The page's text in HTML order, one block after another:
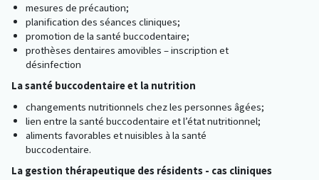
mesures de précaution;
planification des séances cliniques;
promotion de la santé buccodentaire;
prothèses dentaires amovibles – inscription et
désinfection
La santé buccodentaire et la nutrition
changements nutritionnels chez les personnes âgées;
lien entre la santé buccodentaire et l’état nutritionnel;
aliments favorables et nuisibles à la santé
buccodentaire.
La gestion thérapeutique des résidents - cas cliniques